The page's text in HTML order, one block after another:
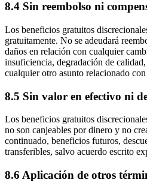
8.4 Sin reembolso ni
Los beneficios gratuitos
gratuitamente. No se adeudará
daños en relación con cualquier
insuficiencia, degradación de
cualquier otro asunto relacionado
8.5 Sin valor en efectivo ni
Los beneficios gratuitos
no son canjeables por dinero y no
continuado, beneficios futuros,
transferibles, salvo acuerdo escrito
8.6 Aplicación de otros